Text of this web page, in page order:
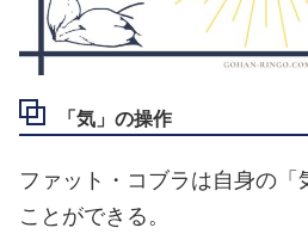
「気」の操作
ファット・コブラは自身の「
ことができる。